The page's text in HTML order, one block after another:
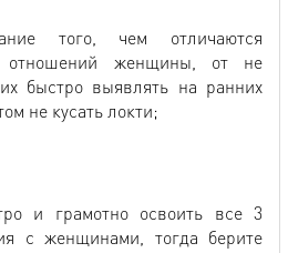
того, чем отличаются
отношений женщины, от не
быстро выявлять на ранних
не кусать локти;
и грамотно освоить все 3
с женщинами, тогда берите